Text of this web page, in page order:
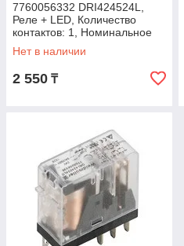
7760056332 DRI424524L,
Реле + LED, Количество
контактов: 1, Номинальное
напряжение: 24 В AC
Нет в наличии
2 550 ₸